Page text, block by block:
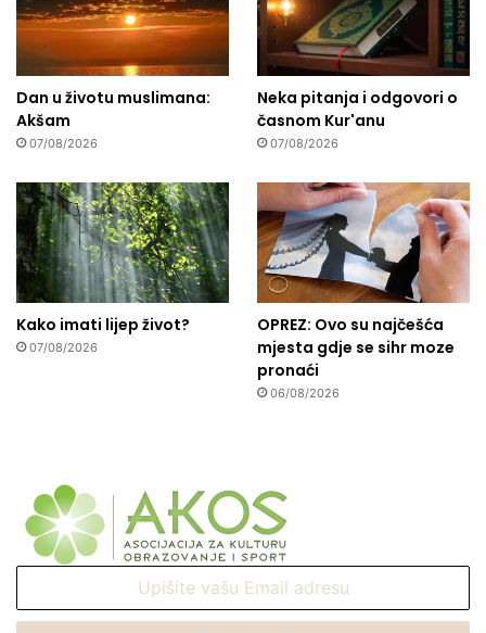
Dan u životu muslimana:
Akšam
07/08/2026
Neka pitanja i odgovori o
časnom Kur'anu
07/08/2026
Kako imati lijep život?
07/08/2026
OPREZ: Ovo su najčešća
mjesta gdje se sihr moze
pronaći
06/08/2026
Email